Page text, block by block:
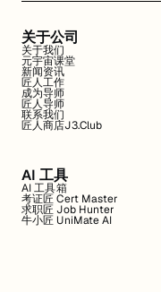
关于公司
关于我们
元宇宙课堂
新闻资讯
匠人工作
成为导师
匠人导师
联系我们
匠人商店J3.Club
AI 工具
AI 工具箱
考证匠 Cert Master
求职匠 Job Hunter
牛小匠 UniMate AI